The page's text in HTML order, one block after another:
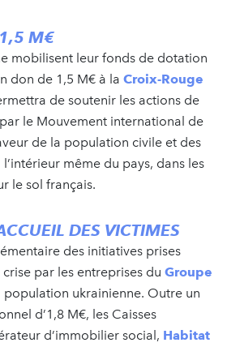
M€
mobilisent leur fonds de dotation
don de 1,5 M€ à la Croix-Rouge
de soutenir les actions de
le Mouvement international de
de la population civile et des
même du pays, dans les
le sol français.
DES VICTIMES
des initiatives prises
par les entreprises du Groupe
population ukrainienne. Outre un
d’1,8 M€, les Caisses
d’immobilier social, Habitat